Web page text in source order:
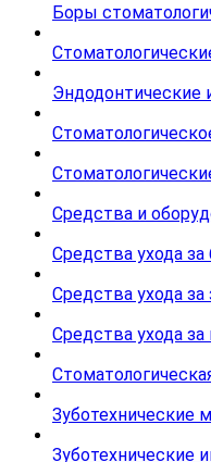
Боры
Эндодонтические
Средства и
Средства ухода
Средства ухода за
Средства ухода
Зуботехнические
Зуботехнические